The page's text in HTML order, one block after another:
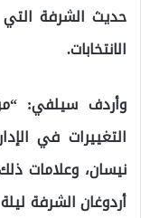
حديث الشرفة التي
الانتخابات.
وأردف سيلفي:
التغييرات في
نيسان، وعلامات
أردوغان الشرفة